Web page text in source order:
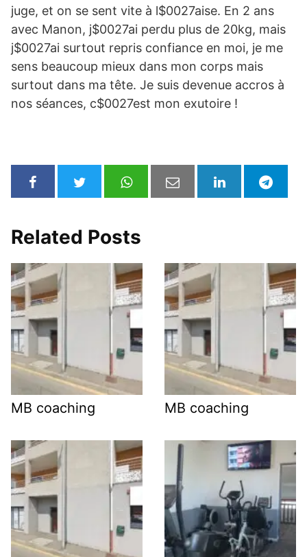
juge, et on se sent vite à l$0027aise. En 2 ans
avec Manon, j$0027ai perdu plus de 20kg, mais
j$0027ai surtout repris confiance en moi, je me
sens beaucoup mieux dans mon corps mais
surtout dans ma tête. Je suis devenue accros à
nos séances, c$0027est mon exutoire !
Related Posts
MB coaching MB coaching